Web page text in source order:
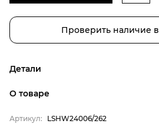
Проверить наличие
Детали
О товаре
Артикул: LSHW24006/262